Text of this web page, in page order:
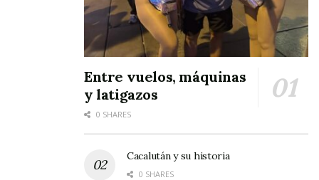
Entre vuelos, máquinas
y latigazos
0 SHARES
Cacalután y su historia
0 SHARES